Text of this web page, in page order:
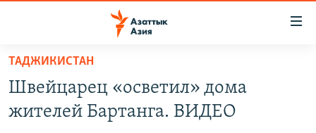
Вернуться
основному
содержанию
НОВОСТИ
ВОЙНА В УКРАИНЕ
ТАДЖИКИСТАН
Швейцарец «осветил» дома
жителей Бартанга. ВИДЕО